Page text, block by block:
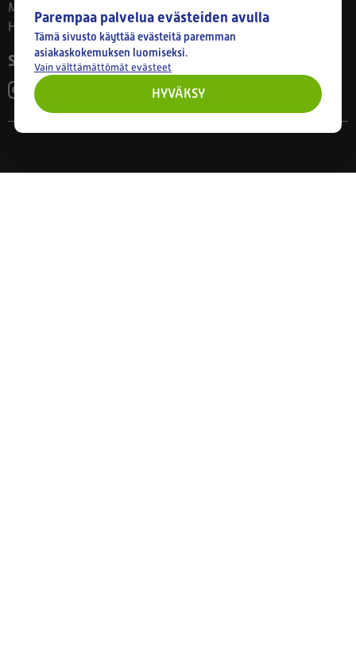
Ma–Pe 8–17
Huom! Myymälän poikkeusaukiolot: 27.7.-21.8. klo 8-16
Seuraa meitä
Parempaa palvelua evästeiden avulla
Tämä sivusto käyttää evästeitä paremman
asiakaskokemuksen luomiseksi.
Vain välttämättömät evästeet
HYVÄKSY